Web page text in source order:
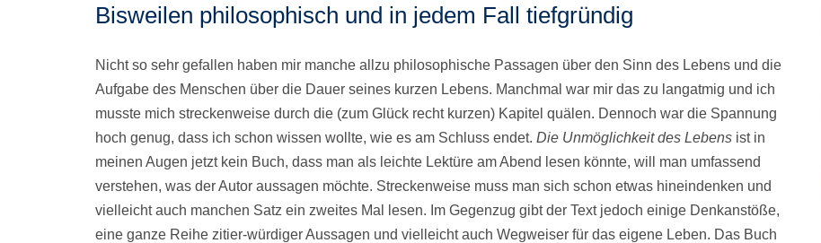
Bisweilen philosophisch und in jedem Fall tiefgründig
Nicht so sehr gefallen haben mir manche allzu philosophische Passagen über den Sinn des Lebens und die
Aufgabe des Menschen über die Dauer seines kurzen Lebens. Manchmal war mir das zu langatmig und ich
musste mich streckenweise durch die (zum Glück recht kurzen) Kapitel quälen. Dennoch war die Spannung
hoch genug, dass ich schon wissen wollte, wie es am Schluss endet.Die Unmöglichkeit des Lebens ist in
meinen Augen jetzt kein Buch, dass man als leichte Lektüre am Abend lesen könnte, will man umfassend
verstehen, was der Autor aussagen möchte. Streckenweise muss man sich schon etwas hineindenken und
vielleicht auch manchen Satz ein zweites Mal lesen. Im Gegenzug gibt der Text jedoch einige Denkanstöße,
eine ganze Reihe zitier-würdiger Aussagen und vielleicht auch Wegweiser für das eigene Leben. Das Buch